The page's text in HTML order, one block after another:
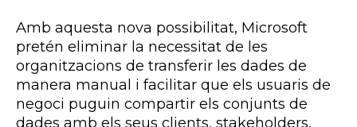
Amb aquesta nova possibilitat, Microsoft
pretén eliminar la necessitat de les
organitzacions de transferir les dades de
manera manual i facilitar que els usuaris de
negoci puguin compartir els conjunts de
dades amb els seus clients, stakeholders,